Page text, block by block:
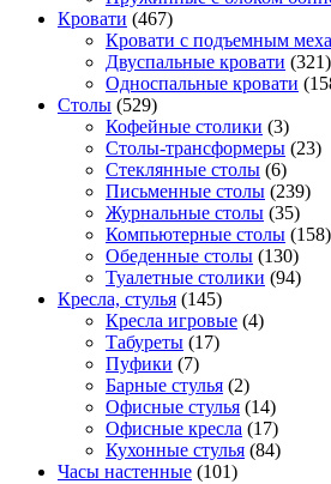
Кровати (467)
Кровати с подъемным
Двуспальные кровати (321)
Односпальные кровати
Столы (529)
Кофейные столики (3)
Столы-трансформеры (23)
Стеклянные столы (6)
Письменные столы (239)
Журнальные столы (35)
Компьютерные столы (158)
Обеденные столы (130)
Туалетные столики (94)
Кресла, стулья (145)
Кресла игровые (4)
Табуреты (17)
Пуфики (7)
Барные стулья (2)
Офисные стулья (14)
Офисные кресла (17)
Кухонные стулья (84)
Часы настенные (101)